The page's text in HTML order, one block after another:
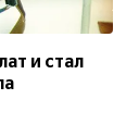
и стал